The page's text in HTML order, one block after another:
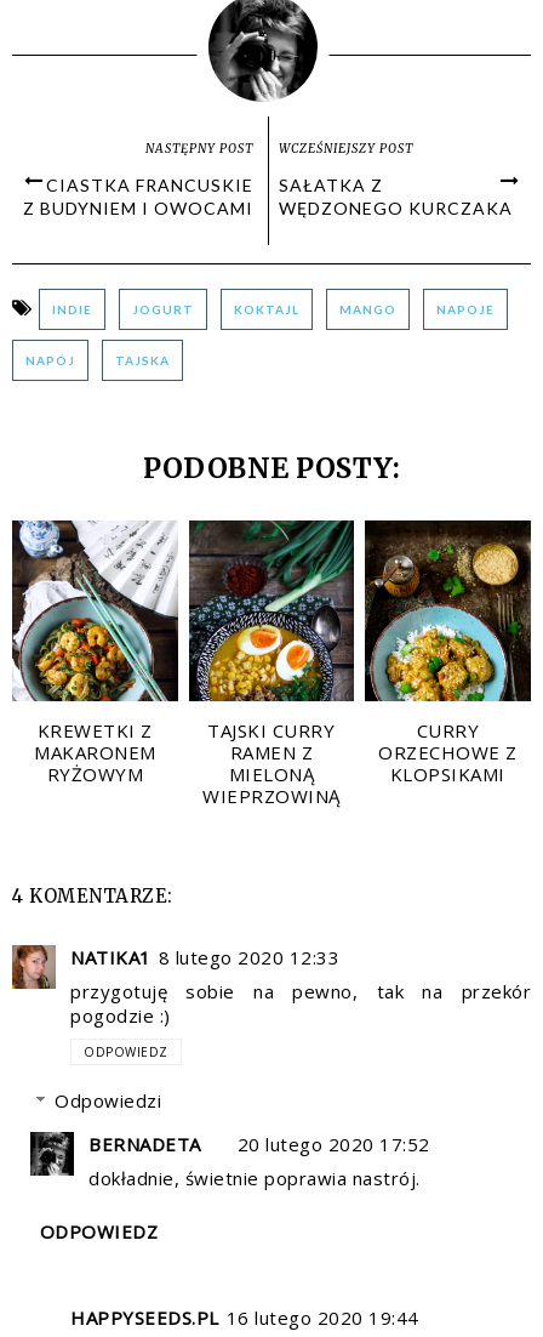
NASTĘPNY POST
CIASTKA FRANCUSKIE
Z BUDYNIEM I OWOCAMI
WCZEŚNIEJSZY POST
SAŁATKA Z
WĘDZONEGO KURCZAKA
INDIE JOGURT KOKTAJL MANGO NAPOJE
NAPÓJ TAJSKA
PODOBNE POSTY:
KREWETKI Z
MAKARONEM
RYŻOWYM
TAJSKI CURRY
RAMEN Z
MIELONĄ
WIEPRZOWINĄ
CURRY
ORZECHOWE Z
KLOPSIKAMI
4 KOMENTARZE:
NATIKA1 8 lutego 2020 12:33
przygotuję sobie na pewno, tak na przekór
pogodzie :)
ODPOWIEDZ
Odpowiedzi
BERNADETA
20 lutego 2020 17:52
dokładnie, świetnie poprawia nastrój.
ODPOWIEDZ
HAPPYSEEDS.PL 16 lutego 2020 19:44